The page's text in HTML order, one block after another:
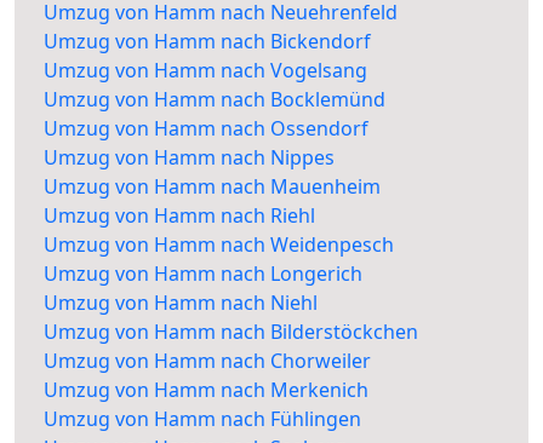
Umzug von Hamm nach Neuehrenfeld
Umzug von Hamm nach Bickendorf
Umzug von Hamm nach Vogelsang
Umzug von Hamm nach Bocklemünd
Umzug von Hamm nach Ossendorf
Umzug von Hamm nach Nippes
Umzug von Hamm nach Mauenheim
Umzug von Hamm nach Riehl
Umzug von Hamm nach Weidenpesch
Umzug von Hamm nach Longerich
Umzug von Hamm nach Niehl
Umzug von Hamm nach Bilderstöckchen
Umzug von Hamm nach Chorweiler
Umzug von Hamm nach Merkenich
Umzug von Hamm nach Fühlingen